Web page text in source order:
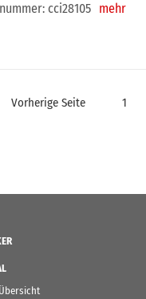
cci28105 mehr
Vorherige Seite 1